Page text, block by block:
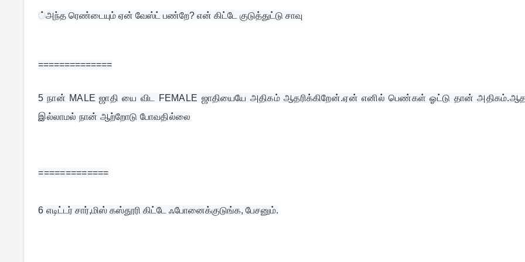
்அந்த ரெண்டையும் ஏன் வேஸ்ட் பண்றே? என் கிட்டே குடுத்துட்டு சாவு
==============
5 நான் MALE ஜாதி யை விட FEMALE ஜாதியையே அதிகம் ஆதரிக்கிறேன்.ஏன் எனில் பெண்கள் ஓட்டு தான்
இல்லாமல் நான் ஆற்றோடு போவதில்லை
=============
6 எடிட்டர் சார்,மிஸ் கஸ்தூரி கிட்டே ஃபோனைக்குடுங்க, பேசனும்.